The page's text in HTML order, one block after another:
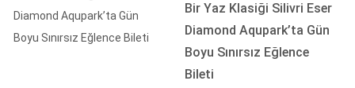
Bir Yaz Klasiği Silivri Eser
Diamond Aqupark’ta Gün
Boyu Sınırsız Eğlence
Bileti